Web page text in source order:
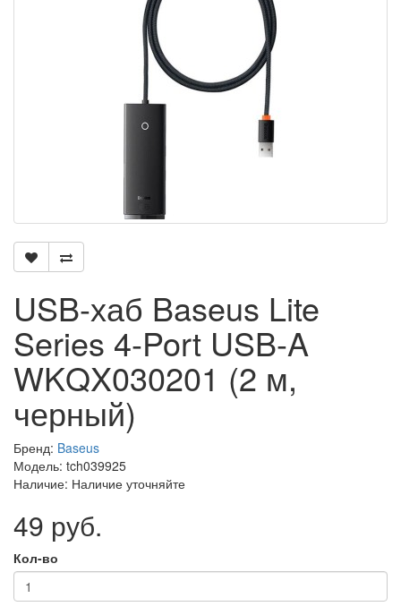
USB-хаб Baseus Lite
Series 4-Port USB-A
WKQX030201 (2 м,
черный)
Бренд: Baseus
Модель: tch039925
Наличие: Наличие уточняйте
49 руб.
Кол-во